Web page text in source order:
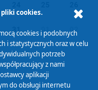
31 01 02
cookies.
cookies i podobnych
i statystycznych oraz w celu
potrzeb
z nami
aplikacji
do obsługi internetu